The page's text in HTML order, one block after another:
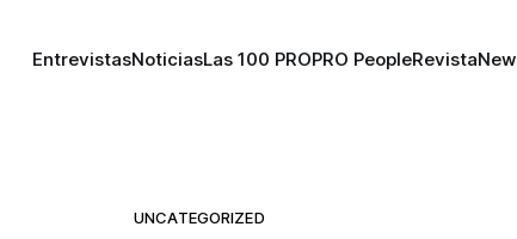
EntrevistasNoticiasLas 100 PROPRO PeopleRevista
UNCATEGORIZED